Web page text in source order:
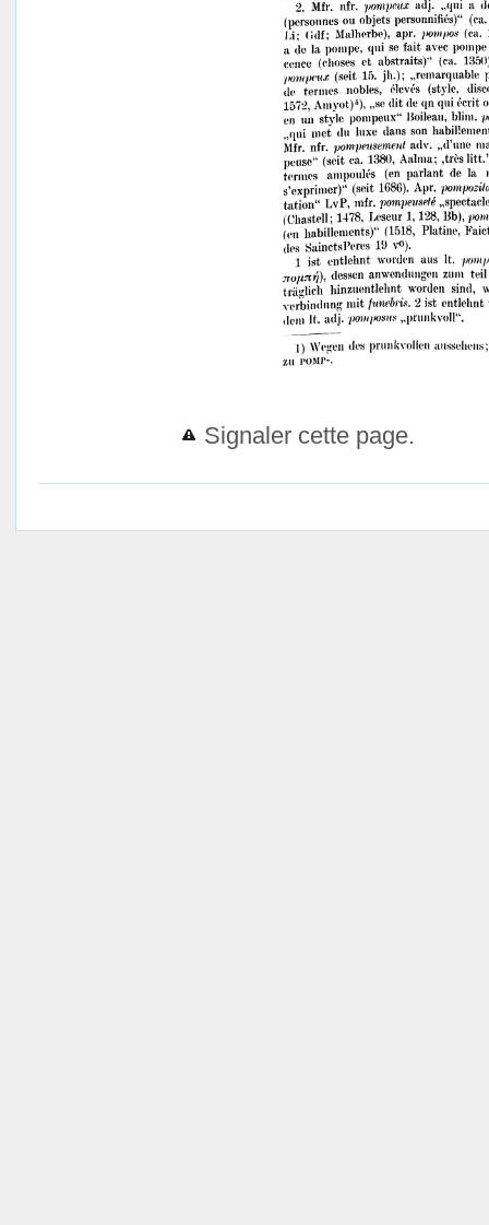
Signaler cette page.